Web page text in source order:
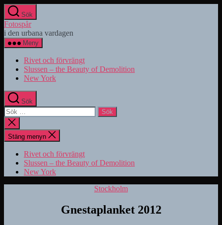
Hoppa
till
innehåll
Sök
Fotospår
i den urbana vardagen
Meny
Rivet och förvrängt
Slussen – the Beauty of Demolition
New York
Sök
Sök
efter:
Stäng
sökningen
Stäng menyn
Rivet och förvrängt
Slussen – the Beauty of Demolition
New York
Kategorier
Stockholm
Gnestaplanket 2012